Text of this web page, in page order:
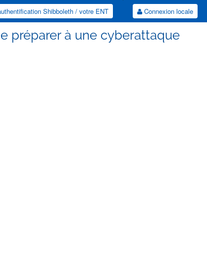
Shibboleth / votre ENT Connexion locale
préparer à une cyberattaque